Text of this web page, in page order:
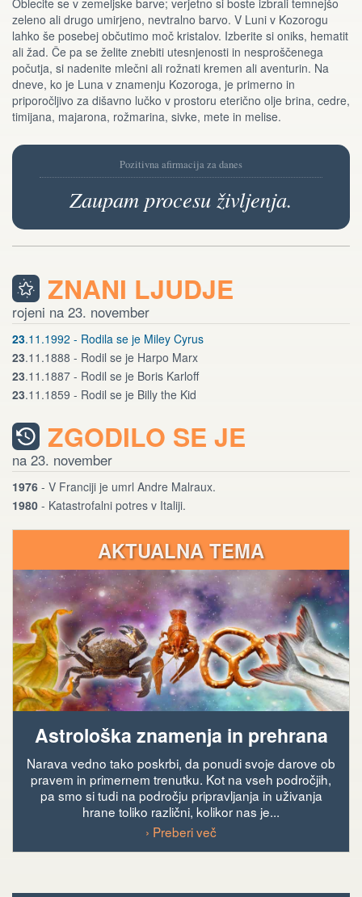
Oblecite se v zemeljske barve; verjetno si boste izbrali temnejšo
zeleno ali drugo umirjeno, nevtralno barvo. V Luni v Kozorogu
lahko še posebej občutimo moč kristalov. Izberite si oniks, hematit
ali žad. Če pa se želite znebiti utesnjenosti in nesproščenega
počutja, si nadenite mlečni ali rožnati kremen ali aventurin. Na
dneve, ko je Luna v znamenju Kozoroga, je primerno in
priporočljivo za dišavno lučko v prostoru eterično olje brina, cedre,
timijana, majarona, rožmarina, sivke, mete in melise.
Pozitivna afirmacija za danes
Zaupam procesu življenja.
ZNANI LJUDJE
rojeni na 23. november
23.11.1992 - Rodila se je Miley Cyrus
23.11.1888 - Rodil se je Harpo Marx
23.11.1887 - Rodil se je Boris Karloff
23.11.1859 - Rodil se je Billy the Kid
ZGODILO SE JE
na 23. november
1976 - V Franciji je umrl Andre Malraux.
1980 - Katastrofalni potres v Italiji.
AKTUALNA TEMA
Astrološka znamenja in prehrana
Narava vedno tako poskrbi, da ponudi svoje darove ob
pravem in primernem trenutku. Kot na vseh področjih,
pa smo si tudi na področju pripravljanja in uživanja
hrane toliko različni, kolikor nas je...
› Preberi več